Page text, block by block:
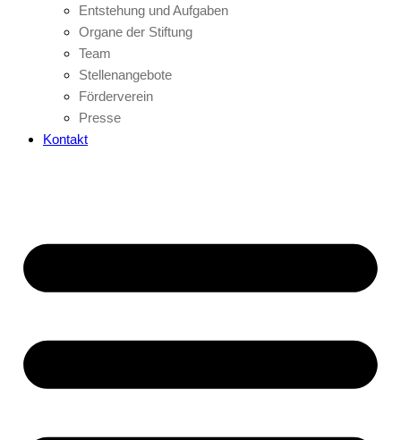
Entstehung und Aufgaben
Organe der Stiftung
Team
Stellenangebote
Förderverein
Presse
Kontakt